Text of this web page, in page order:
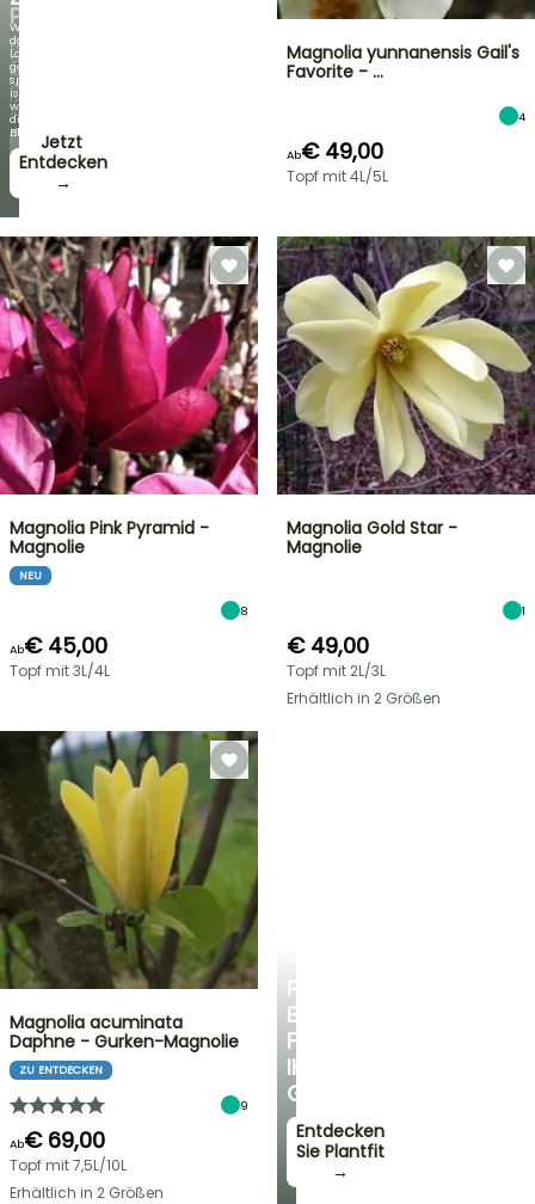
PFLANZEN!
Entdecken
Sie
jede
Woche
neue
Angebote
Jetzt
zugreifen!
→
Wenn
das
Laub
genauso
spektakulär
ist
wie
die
Blüten!
Entdecken
→
PERSÖNLICHE
BERATUNG
FÜR
IHREN
GARTEN
Entdecken
Sie Plantfit
→
Magnolia yunnanensis Gail's
Favorite - …
4
Ab€ 49,00
Topf mit 4L/5L
Magnolia Pink Pyramid -
Magnolie
NEU
8
Ab€ 45,00
Topf mit 3L/4L
Magnolia Gold Star -
Magnolie
1
€ 49,00
Topf mit 2L/3L
Erhältlich in 2 Größen
Magnolia acuminata
Daphne - Gurken-Magnolie
ZU ENTDECKEN
9
Ab€ 69,00
Topf mit 7,5L/10L
Erhältlich in 2 Größen